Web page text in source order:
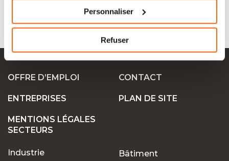
Personnaliser
Refuser
LANGUE
Ok Job SA
OFFRE D’EMPLOI
ENTREPRISES
MENTIONS LÉGALES
CONTACT
PLAN DE SITE
SECTEURS
Industrie
Bâtiment